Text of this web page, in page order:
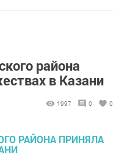
района
в Казани
1997 0 0